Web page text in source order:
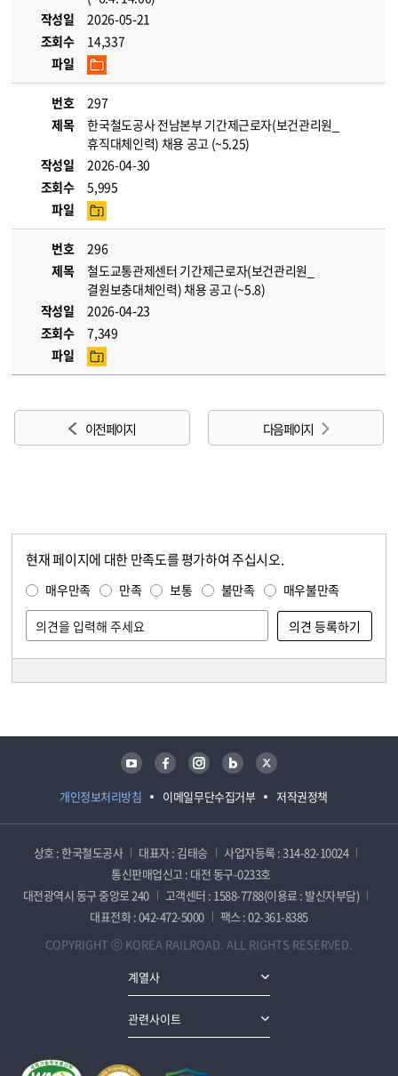
작성일
2026-05-21
조회수
14,337
파일
번호
297
제목
한국철도공사 전남본부 기간제근로자(보건관리원_
휴직대체인력) 채용 공고 (~5.25)
작성일
2026-04-30
조회수
5,995
파일
번호
296
제목
철도교통관제센터 기간제근로자(보건관리원_
결원보충대체인력) 채용 공고 (~5.8)
작성일
2026-04-23
조회수
7,349
파일
이전 페이지 다음 페이지
현재 페이지에 대한 만족도를 평가하여 주십시오.
매우만족 만족 보통 불만족 매우불만족
개인정보처리방침 이메일무단수집거부 저작권정책
유튜브 페이스북 인스타그램 블로그 트위터
상호 : 한국철도공사 대표자 : 김태승
사업자등록 : 314-82-10024
통신판매업신고 : 대전 동구-0233호
대전광역시 동구 중앙로 240
고객센터 : 1588-7788(이용료 : 발신자부담)
대표전화 : 042-472-5000
팩스 : 02-361-8385
COPYRIGHT ⓒ KOREA RAILROAD. ALL RIGHTS RESERVED.
계열사
관련사이트